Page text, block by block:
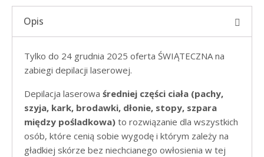
Opis
Tylko do 24 grudnia 2025 oferta ŚWIĄTECZNA na
zabiegi depilacji laserowej.
Depilacja laserowa średniej części ciała (pachy,
szyja, kark, brodawki, dłonie, stopy, szpara
między pośladkowa) to rozwiązanie dla wszystkich
osób, które cenią sobie wygodę i którym zależy na
gładkiej skórze bez niechcianego owłosienia w tej